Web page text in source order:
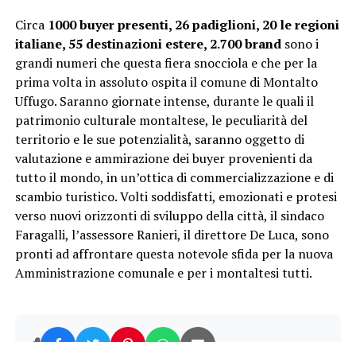
Circa 1000 buyer presenti, 26 padiglioni, 20 le regioni
italiane, 55 destinazioni estere, 2.700 brandsono i
grandi numeri che questa fiera snocciola e che per la
prima volta in assoluto ospita il comune di Montalto
Uffugo. Saranno giornate intense, durante le quali il
patrimonio culturale montaltese, le peculiarità del
territorio e le sue potenzialità, saranno oggetto di
valutazione e ammirazione dei buyer provenienti da
tutto il mondo, in un’ottica di commercializzazione e di
scambio turistico. Volti soddisfatti, emozionati e protesi
verso nuovi orizzonti di sviluppo della città, il sindaco
Faragalli, l’assessore Ranieri, il direttore De Luca, sono
pronti ad affrontare questa notevole sfida per la nuova
Amministrazione comunale e per i montaltesi tutti.